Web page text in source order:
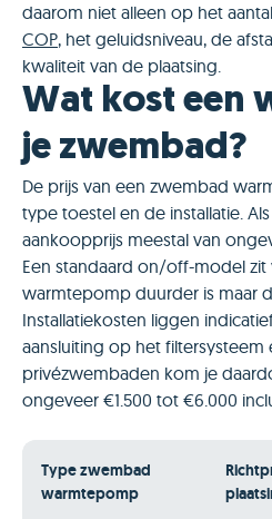
daarom niet alleen op het
COP, het geluidsniveau, de
kwaliteit van de plaatsing.
Wat kost een
je zwembad?
De prijs van een zwembad
type toestel en de installatie.
aankoopprijs meestal van
Een standaard on/off-model zit
warmtepomp duurder is maar
Installatiekosten liggen
aansluiting op het
privézwembaden kom je
ongeveer €1.500 tot €6.000
Type zwembad
warmtepomp